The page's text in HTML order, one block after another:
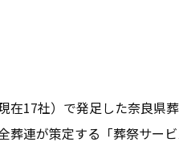
在17社）で発足した奈良県
葬連が策定する「葬祭サ